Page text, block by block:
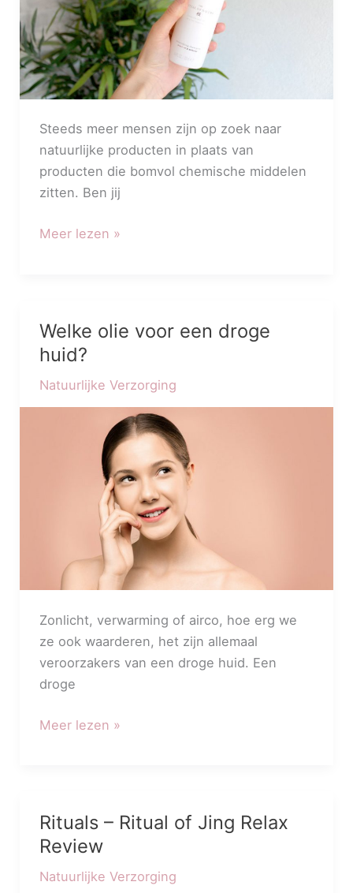
Steeds meer mensen zijn op zoek naar
natuurlijke producten in plaats van
producten die bomvol chemische middelen
zitten. Ben jij
Meer lezen »
Welke olie voor een droge
huid?
Natuurlijke Verzorging
Zonlicht, verwarming of airco, hoe erg we
ze ook waarderen, het zijn allemaal
veroorzakers van een droge huid. Een
droge
Welke
olie
een
Meer lezen »
Rituals – Ritual of Jing Relax
Review
Natuurlijke Verzorging
Rituals
–
of